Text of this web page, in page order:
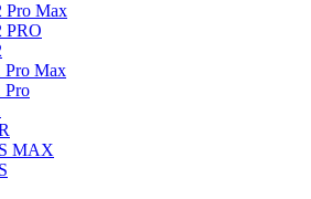
Pro Max
PRO
Pro Max
Pro
MAX